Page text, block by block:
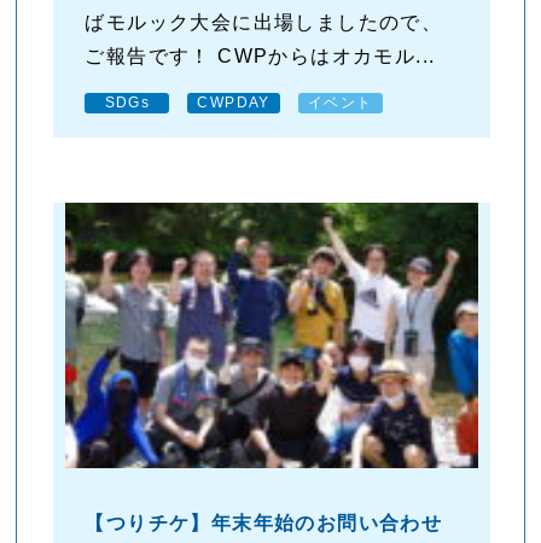
ばモルック大会に出場しましたので、
ご報告です！ CWPからはオカモル...
SDGs CWPDAY イベント
【つりチケ】年末年始のお問い合わせ